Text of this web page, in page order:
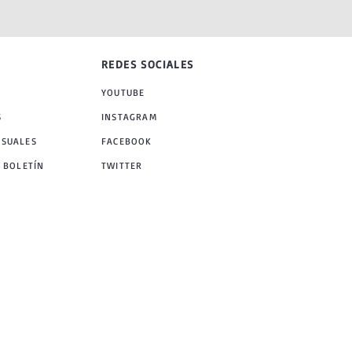
BOLETÍN
REDES SOCIALES
YOUTUBE
INSTAGRAM
FACEBOOK
TWITTER